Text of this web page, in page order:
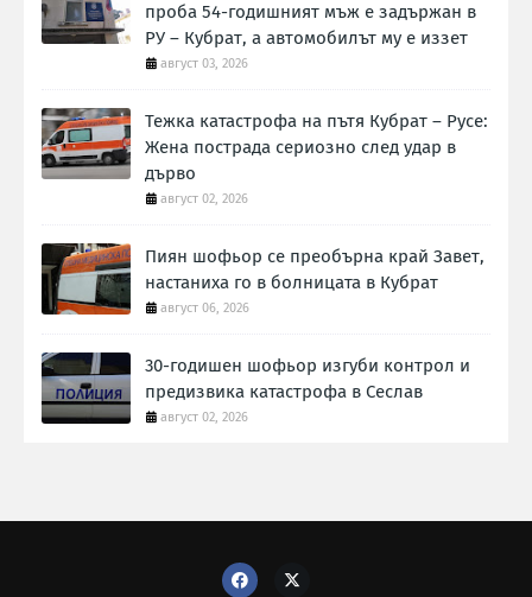
проба 54-годишният мъж е задържан в
РУ – Кубрат, а автомобилът му е иззет
август 03, 2026
Тежка катастрофа на пътя Кубрат – Русе:
Жена пострада сериозно след удар в
дърво
август 02, 2026
Пиян шофьор се преобърна край Завет,
настаниха го в болницата в Кубрат
август 06, 2026
30-годишен шофьор изгуби контрол и
предизвика катастрофа в Сеслав
август 02, 2026